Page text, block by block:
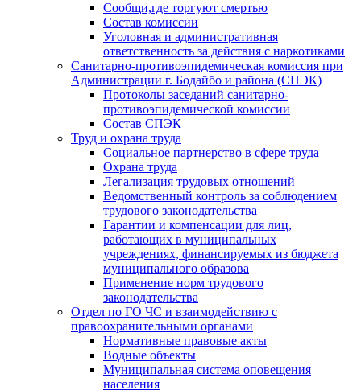
Сообщи,где торгуют смертью
Состав комиссии
Уголовная и административная
ответственность за действия с наркотиками
Санитарно-противоэпидемическая комиссия при
Администрации г. Бодайбо и района (СПЭК)
Протоколы заседаний санитарно-
противоэпидемической комиссии
Состав СПЭК
Труд и охрана труда
Социальное партнерство в сфере труда
Охрана труда
Легализация трудовых отношений
Ведомственный контроль за соблюдением
трудового законодательства
Гарантии и компенсации для лиц,
работающих в муниципальных
учреждениях, финансируемых из бюджета
муниципального образова
Применение норм трудового
законодательства
Отдел по ГО ЧС и взаимодействию с
правоохранительными органами
Нормативные правовые акты
Водные объекты
Муниципальная система оповещения
населения